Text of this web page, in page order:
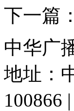
下一篇：
中华广
地址：
100866